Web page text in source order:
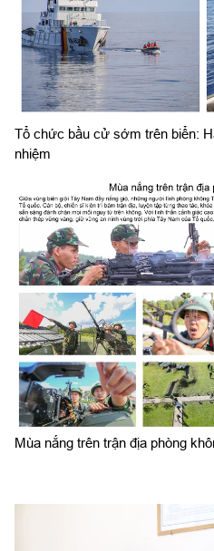
Tổ chức bầu cử sớm trên biển:
nhiệm
Mùa nắng trên trận địa phòng